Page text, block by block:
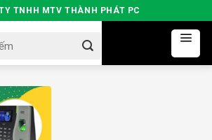
TNHH MTV THÀNH PHÁT PC